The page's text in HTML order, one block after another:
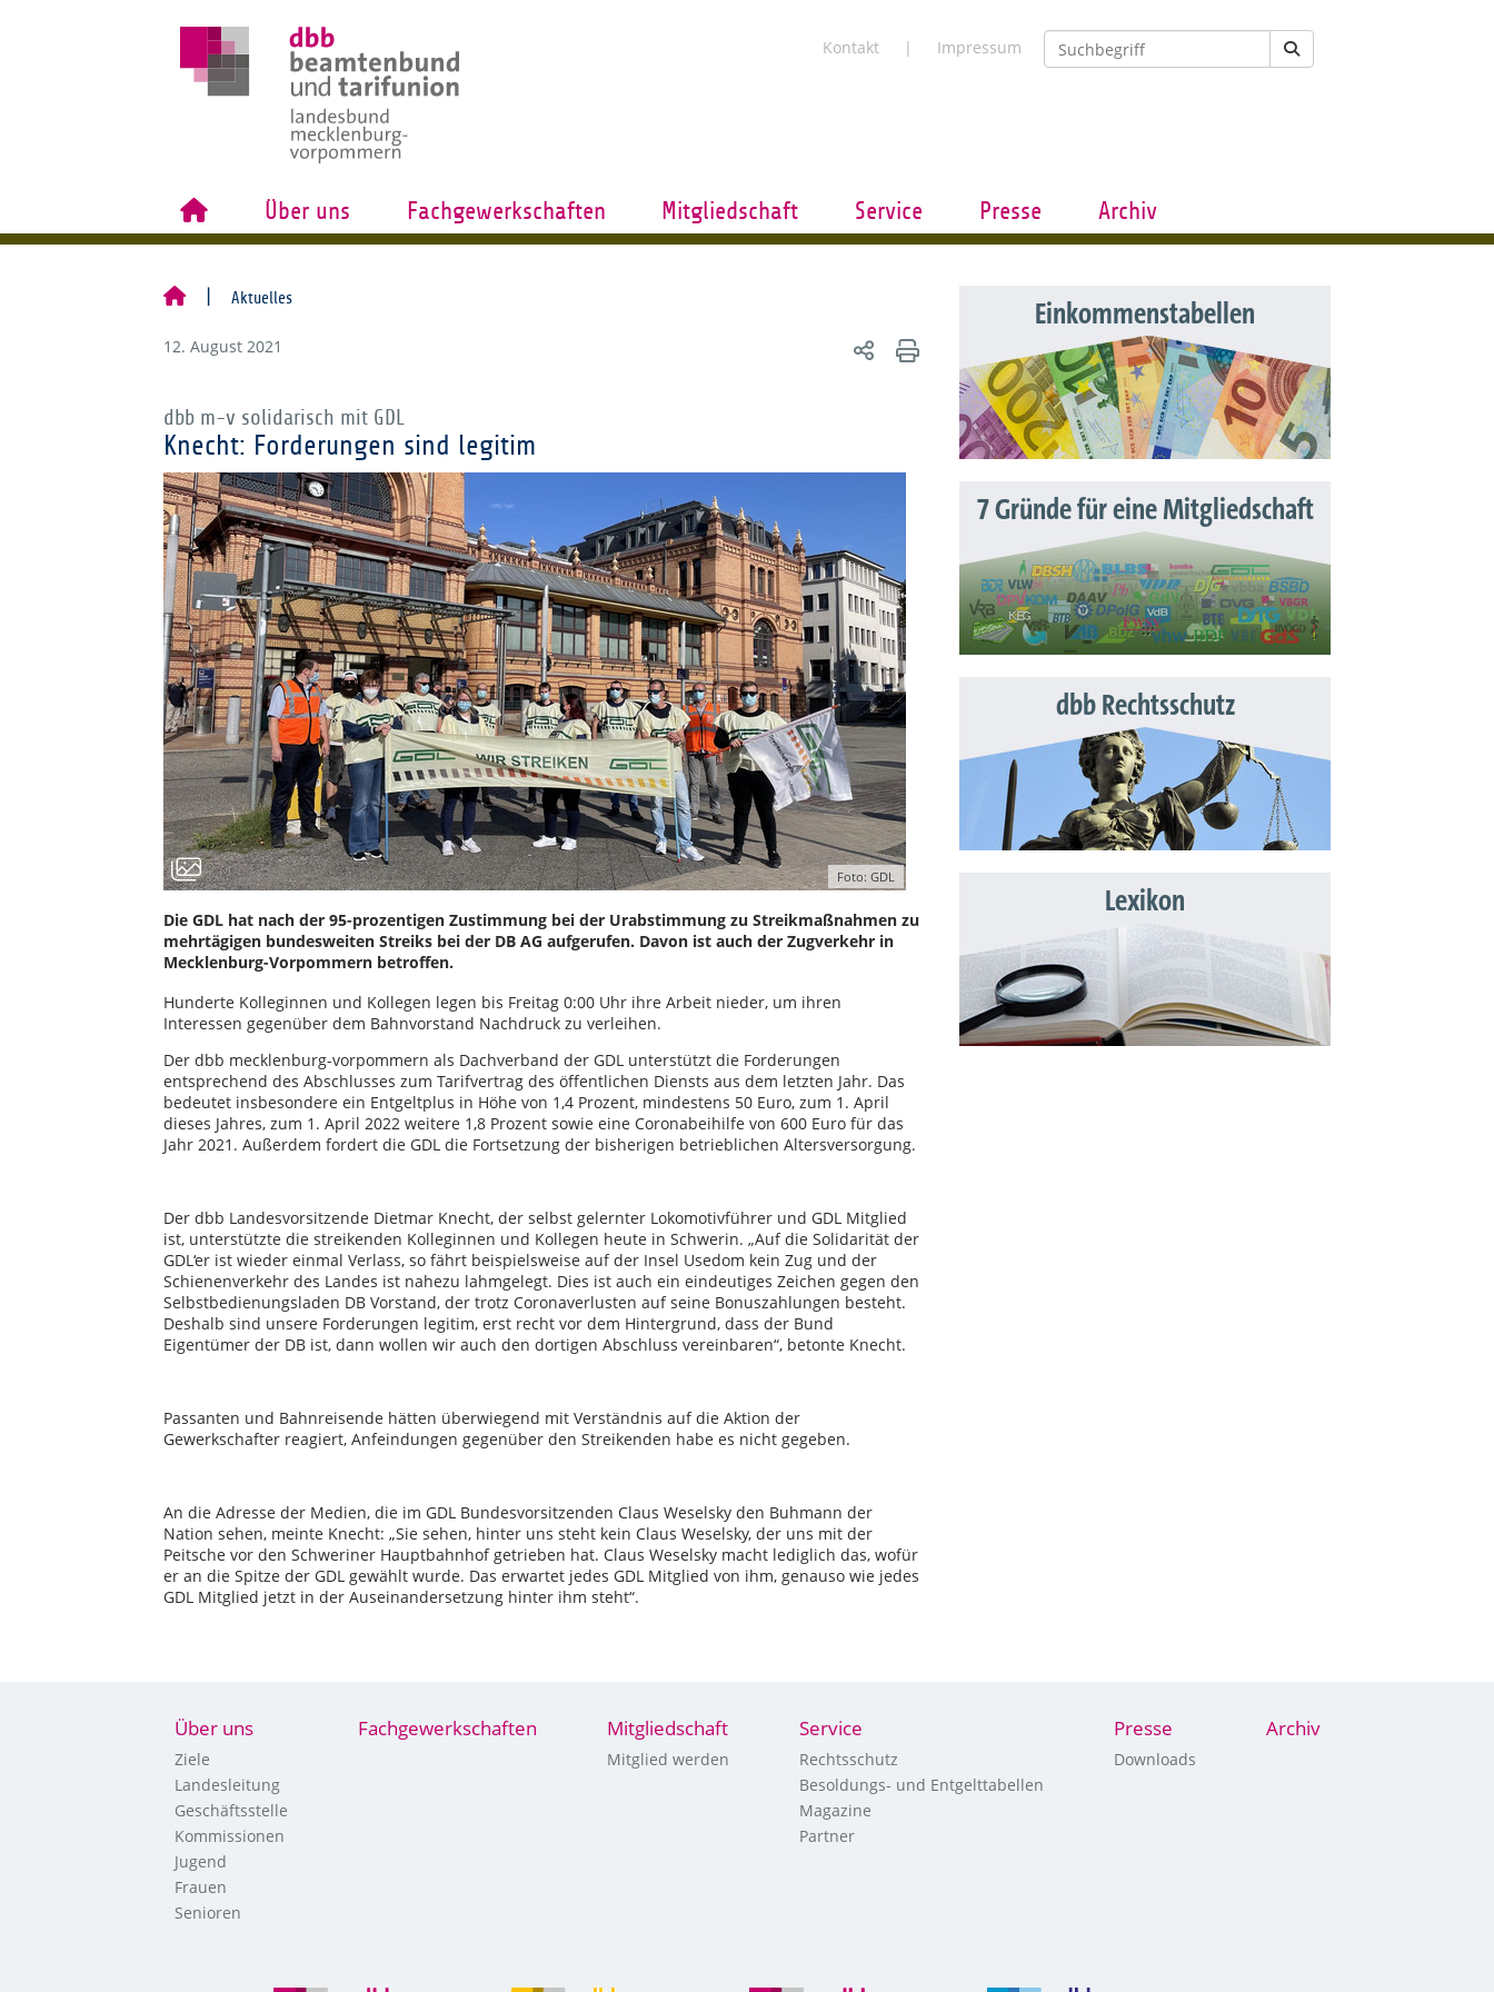
Kontakt Impressum
Über uns Fachgewerkschaften Mitgliedschaft Service Presse Archiv
Aktuelles
12. August 2021
dbb m-v solidarisch mit GDL
Knecht: Forderungen sind legitim
Foto: GDL
Die GDL hat nach der 95-prozentigen Zustimmung bei der Urabstimmung zu Streikmaßnahmen zu
mehrtägigen bundesweiten Streiks bei der DB AG aufgerufen. Davon ist auch der Zugverkehr in
Mecklenburg-Vorpommern betroffen.
Hunderte Kolleginnen und Kollegen legen bis Freitag 0:00 Uhr ihre Arbeit nieder, um ihren
Interessen gegenüber dem Bahnvorstand Nachdruck zu verleihen.
Der dbb mecklenburg-vorpommern als Dachverband der GDL unterstützt die Forderungen
entsprechend des Abschlusses zum Tarifvertrag des öffentlichen Diensts aus dem letzten Jahr. Das
bedeutet insbesondere ein Entgeltplus in Höhe von 1,4 Prozent, mindestens 50 Euro, zum 1. April
dieses Jahres, zum 1. April 2022 weitere 1,8 Prozent sowie eine Coronabeihilfe von 600 Euro für das
Jahr 2021. Außerdem fordert die GDL die Fortsetzung der bisherigen betrieblichen Altersversorgung.
Der dbb Landesvorsitzende Dietmar Knecht, der selbst gelernter Lokomotivführer und GDL Mitglied
ist, unterstützte die streikenden Kolleginnen und Kollegen heute in Schwerin. „Auf die Solidarität der
GDL‘er ist wieder einmal Verlass, so fährt beispielsweise auf der Insel Usedom kein Zug und der
Schienenverkehr des Landes ist nahezu lahmgelegt. Dies ist auch ein eindeutiges Zeichen gegen den
Selbstbedienungsladen DB Vorstand, der trotz Coronaverlusten auf seine Bonuszahlungen besteht.
Deshalb sind unsere Forderungen legitim, erst recht vor dem Hintergrund, dass der Bund
Eigentümer der DB ist, dann wollen wir auch den dortigen Abschluss vereinbaren“, betonte Knecht.
Passanten und Bahnreisende hätten überwiegend mit Verständnis auf die Aktion der
Gewerkschafter reagiert, Anfeindungen gegenüber den Streikenden habe es nicht gegeben.
An die Adresse der Medien, die im GDL Bundesvorsitzenden Claus Weselsky den Buhmann der
Nation sehen, meinte Knecht: „Sie sehen, hinter uns steht kein Claus Weselsky, der uns mit der
Peitsche vor den Schweriner Hauptbahnhof getrieben hat. Claus Weselsky macht lediglich das, wofür
er an die Spitze der GDL gewählt wurde. Das erwartet jedes GDL Mitglied von ihm, genauso wie jedes
GDL Mitglied jetzt in der Auseinandersetzung hinter ihm steht“.
Einkommenstabellen
7 Gründe für eine Mitgliedschaft
dbb Rechtsschutz
Lexikon
Über uns
Ziele
Landesleitung
Geschäftsstelle
Kommissionen
Jugend
Frauen
Senioren
Fachgewerkschaften Mitgliedschaft
Mitglied werden
Service
Rechtsschutz
Besoldungs- und Entgelttabellen
Magazine
Partner
Presse
Downloads
Archiv